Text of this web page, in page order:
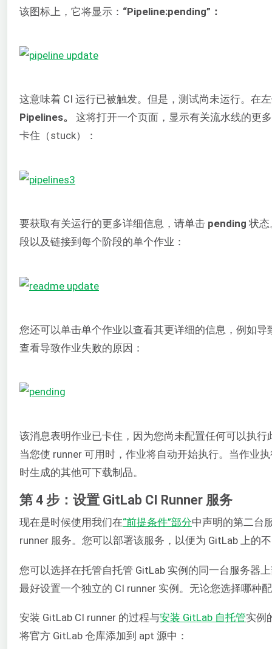
该图标上，它将显示： “Pipeline:pending”：
这意味着 CI 运行已被触发。但是，测试尚未运行。在
Pipelines。
这将打开一个页面，显示有关流水线的更
卡住（stuck）：
要获取有关运行的更多详细信息，请单击 pending 状态
段以及链接到每个阶段的单个作业：
您还可以单击单个作业以查看其更详细的信息，例如
查看导致作业失败的原因：
该消息表明作业已卡住，因为您尚未配置任何可以执
当您使 runner 可用时，作业将自动开始执行。当作业
时生成的其他可下载制品。
第 4 步：设置 GitLab CI Runner 服务
现在是时候使用我们在“前提条件”部分中声明的第二台
runner 服务。您可以部署该服务，以便为 GitLab 上的
您可以选择在托管自托管 GitLab 实例的同一台服务器
最好设置一个独立的 CI runner 实例。无论您选择哪种
安装 GitLab CI runner 的过程与安装 GitLab 自托管实例
将官方 GitLab 仓库添加到 apt 源中：